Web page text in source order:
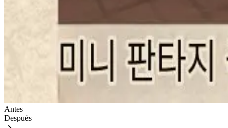
Antes
Después